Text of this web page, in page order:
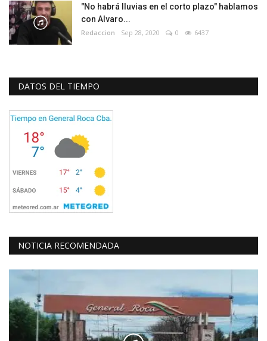
"No habrá lluvias en el corto plazo" hablamos
con Alvaro...
Redaccion Sep 28, 2020 0 6437
DATOS DEL TIEMPO
NOTICIA RECOMENDADA